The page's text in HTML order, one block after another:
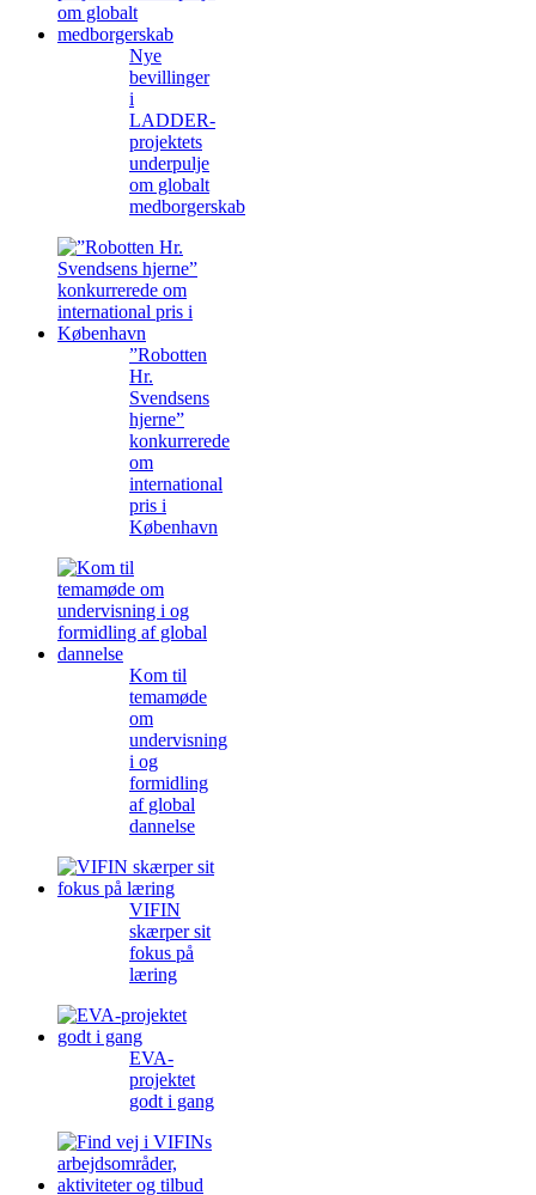
Nye
bevillinger
i
LADDER-
projektets
underpulje
om globalt
medborgerskab
”Robotten
Hr.
Svendsens
hjerne”
konkurrerede
om
international
pris i
København
Kom til
temamøde
om
undervisning
i og
formidling
af global
dannelse
VIFIN
skærper sit
fokus på
læring
EVA-
projektet
godt i gang